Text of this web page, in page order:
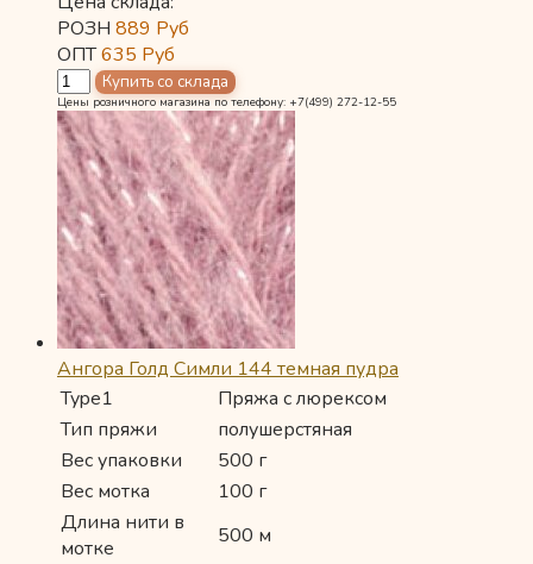
РОЗН 889 Руб
ОПТ635 Руб
Цены розничного магазина по телефону: +7(499) 272-12-55
Ангора Голд Симли 144 темная пудра
Type1
Пряжа с люрексом
Тип пряжи
полушерстяная
Вес упаковки
500 г
Вес мотка
100 г
Длина нити в
мотке
500 м